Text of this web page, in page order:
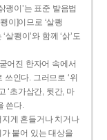
괭이’는 표준 발음법
이]이므로 ‘살쾡
쾡이’와 함께 ‘삵’도
어진 한자어 속에서
인다. 그러므로 ‘위
‘초가삼간, 뒷간, 마
쓴다.
게 흔들거나 치거나
가 붙어 있는 대상을